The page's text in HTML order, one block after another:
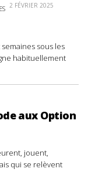
2 FÉVRIER 2025
sous les
habituellement
aux Option
jouent,
qui se relèvent